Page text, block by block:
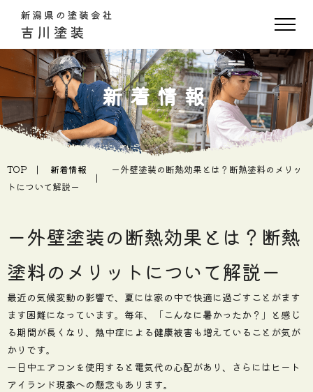
新着情報
TOP 新着情報
ー外壁塗装の断熱効果とは？断熱塗料のメリッ
トについて解説ー
ー外壁塗装の断熱効果とは？断熱
塗料のメリットについて解説ー
最近の気候変動の影響で、夏には家の中で快適に過ごすことがます
ます困難になっています。毎年、「こんなに暑かったか？」と感じ
る期間が長くなり、熱中症による健康被害も増えていることが気が
かりです。
一日中エアコンを使用すると電気代の心配があり、さらにはヒート
アイランド現象への懸念もあります。